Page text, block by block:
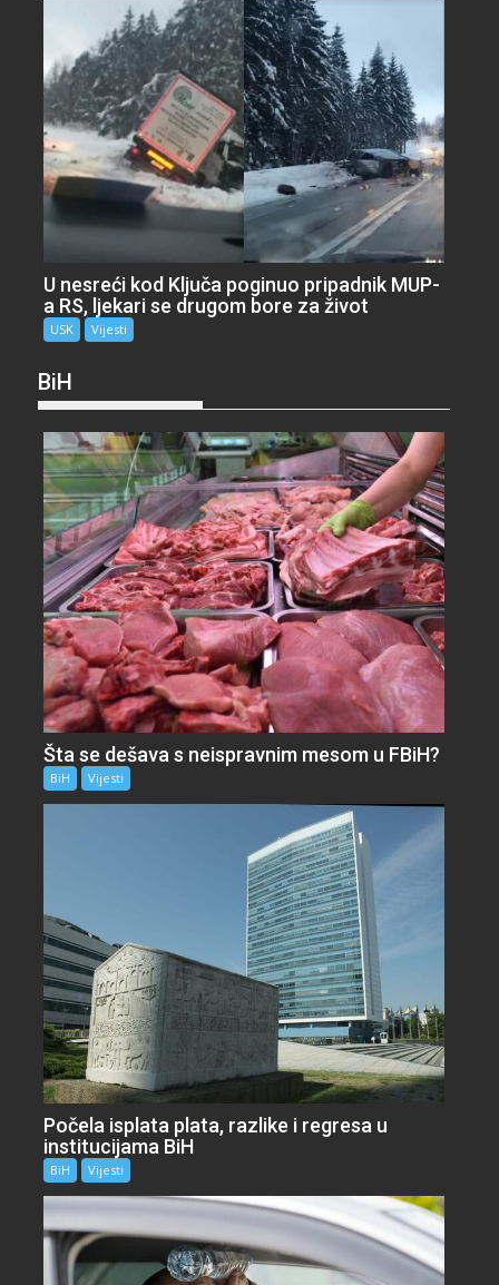
U nesreći kod Ključa poginuo pripadnik MUP-
a RS, ljekari se drugom bore za život
USK Vijesti
BiH
Šta se dešava s neispravnim mesom u FBiH?
BiH Vijesti
Počela isplata plata, razlike i regresa u
institucijama BiH
BiH Vijesti